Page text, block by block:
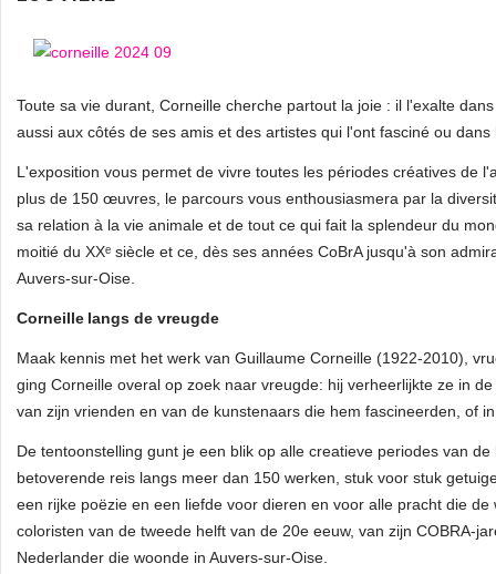
Toute sa vie durant, Corneille cherche partout la joie : il l'exalte
aussi aux côtés de ses amis et des artistes qui l'ont fasciné ou
L'exposition vous permet de vivre toutes les périodes créatives de
plus de 150 œuvres, le parcours vous enthousiasmera par la
sa relation à la vie animale et de tout ce qui fait la splendeur du
moitié du XXᵉ siècle et ce, dès ses années CoBrA jusqu'à son
Auvers‑sur‑Oise.
Corneille langs de vreugde
Maak kennis met het werk van Guillaume Corneille (1922-2010),
ging Corneille overal op zoek naar vreugde: hij verheerlijkte ze in
van zijn vrienden en van de kunstenaars die hem fascineerden, of
De tentoonstelling gunt je een blik op alle creatieve periodes van
betoverende reis langs meer dan 150 werken, stuk voor stuk
een rijke poëzie en een liefde voor dieren en voor alle pracht die
coloristen van de tweede helft van de 20e eeuw, van zijn COBRA-
Nederlander die woonde in Auvers-sur-Oise.